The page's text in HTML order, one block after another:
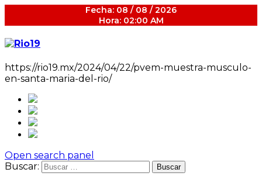
Fecha: 08 / 08 / 2026
Hora: 02:00 AM
https://rio19.mx/2024/04/22/pvem-muestra-musculo-
en-santa-maria-del-rio/
Open search panel
Buscar: